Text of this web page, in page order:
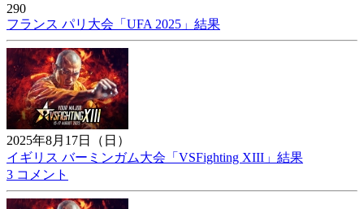
290
フランス パリ大会「UFA 2025」結果
2025年8月17日（日）
イギリス バーミンガム大会「VSFighting XIII」結果
3 コメント